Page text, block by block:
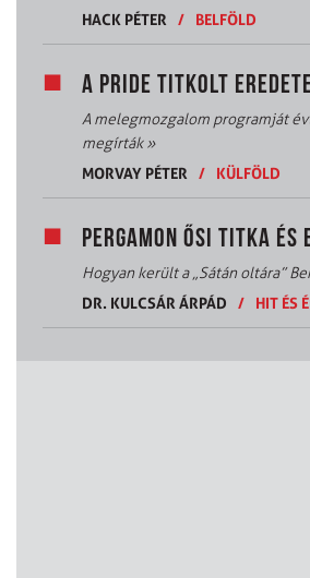
HACK PÉTER
/ BELFÖLD
A PRIDE TITKOLT
A melegmozgalom programját
megírták»
MORVAY PÉTER
/ KÜLFÖLD
PERGAMON ŐSI TITKA ÉS
Hogyan került a „Sátán oltára”
DR. KULCSÁR ÁRPÁD
/ HIT ÉS